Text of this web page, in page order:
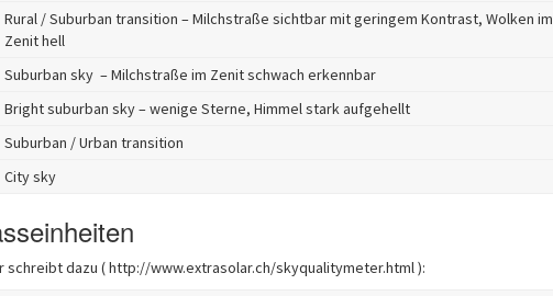
Rural / Suburban transition – Milchstraße sichtbar mit geringem Kontrast, Wolken im
Zenit hell
Suburban sky – Milchstraße im Zenit schwach erkennbar
Bright suburban sky – wenige Sterne, Himmel stark aufgehellt
Suburban / Urban transition
City sky
schreibt dazu ( http://www.extrasolar.ch/skyqualitymeter.html ):